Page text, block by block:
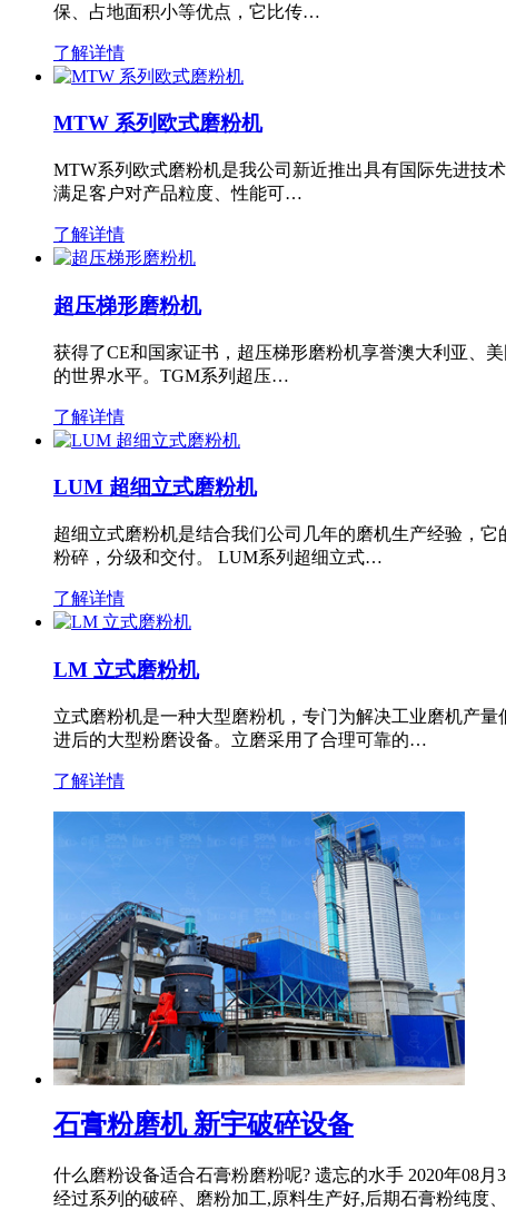
保、占地面积小等优点，它比传…
了解详情
MTW 系列欧式磨粉机
MTW系列欧式磨粉机是我公司新近推出具有国际先进技
满足客户对产品粒度、性能可…
了解详情
超压梯形磨粉机
获得了CE和国家证书，超压梯形磨粉机享誉澳大利亚、
的世界水平。TGM系列超压…
了解详情
LUM 超细立式磨粉机
超细立式磨粉机是结合我们公司几年的磨机生产经验，
粉碎，分级和交付。 LUM系列超细立式…
了解详情
LM 立式磨粉机
立式磨粉机是一种大型磨粉机，专门为解决工业磨机产
进后的大型粉磨设备。立磨采用了合理可靠的…
了解详情
石膏粉磨机 新宇破碎设备
什么磨粉设备适合石膏粉磨粉呢? 遗忘的水手 2020年08
经过系列的破碎、磨粉加工,原料生产好,后期石膏粉纯度、